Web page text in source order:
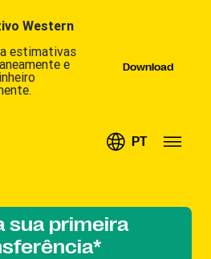
Western
estimativas
e
Download
PT
sua primeira